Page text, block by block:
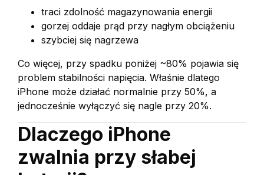
traci zdolność magazynowania energii
gorzej oddaje prąd przy nagłym obciążeniu
szybciej się nagrzewa
Co więcej, przy spadku poniżej ~80% pojawia się
problem stabilności napięcia. Właśnie dlatego
iPhone może działać normalnie przy 50%, a
jednocześnie wyłączyć się nagle przy 20%.
Dlaczego iPhone
zwalnia przy słabej